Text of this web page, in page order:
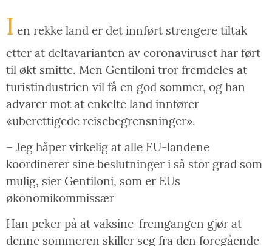
I en rekke land er det innført strengere tiltak
etter at deltavarianten av coronaviruset har ført
til økt smitte. Men Gentiloni tror fremdeles at
turistindustrien vil få en god sommer, og han
advarer mot at enkelte land innfører
«uberettigede reisebegrensninger».
– Jeg håper virkelig at alle EU-landene
koordinerer sine beslutninger i så stor grad som
mulig, sier Gentiloni, som er EUs
økonomikommissær
Han peker på at vaksine-fremgangen gjør at
denne sommeren skiller seg fra den foregående